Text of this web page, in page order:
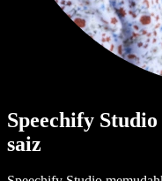
Speechify
saiz